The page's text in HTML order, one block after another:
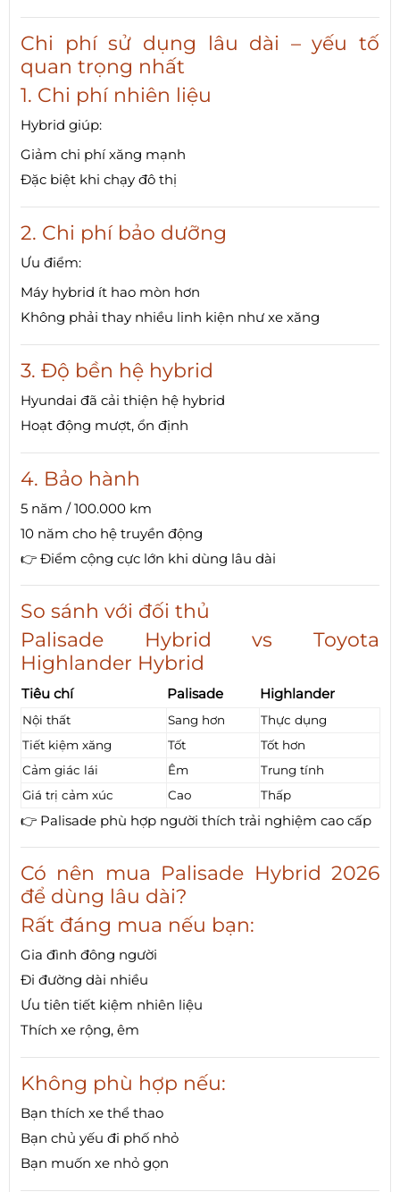
Chi phí sử dụng lâu dài – yếu tố
quan trọng nhất
1. Chi phí nhiên liệu
Hybrid giúp:
Giảm chi phí xăng mạnh
Đặc biệt khi chạy đô thị
2. Chi phí bảo dưỡng
Ưu điểm:
Máy hybrid ít hao mòn hơn
Không phải thay nhiều linh kiện như xe xăng
3. Độ bền hệ hybrid
Hyundai đã cải thiện hệ hybrid
Hoạt động mượt, ổn định
4. Bảo hành
5 năm / 100.000 km
10 năm cho hệ truyền động
👉 Điểm cộng cực lớn khi dùng lâu dài
So sánh với đối thủ
Palisade Hybrid vs Toyota
Highlander Hybrid
Tiêu chí Palisade Highlander
Nội thất Sang hơn
Thực dụng
Tiết kiệm xăng
Tốt
Tốt hơn
Cảm giác lái
Êm
Trung tính
Giá trị cảm xúc
Cao Thấp
👉 Palisade phù hợp người thích trải nghiệm cao cấp
Có nên mua Palisade Hybrid 2026
để dùng lâu dài?
Rất đáng mua nếu bạn:
Gia đình đông người
Đi đường dài nhiều
Ưu tiên tiết kiệm nhiên liệu
Thích xe rộng, êm
Không phù hợp nếu:
Bạn thích xe thể thao
Bạn chủ yếu đi phố nhỏ
Bạn muốn xe nhỏ gọn